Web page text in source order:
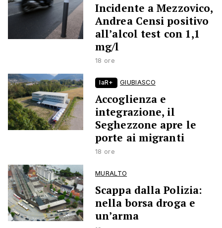
Incidente a Mezzovico,
Andrea Censi positivo
all’alcol test con 1,1
mg/l
18 ore
laR+ GIUBIASCO
Accoglienza e
integrazione, il
Seghezzone apre le
porte ai migranti
18 ore
MURALTO
Scappa dalla Polizia:
nella borsa droga e
un’arma